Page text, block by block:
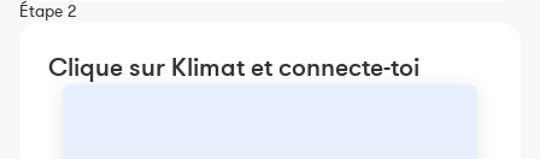
Étape 2
Clique sur Klimat et connecte-toi